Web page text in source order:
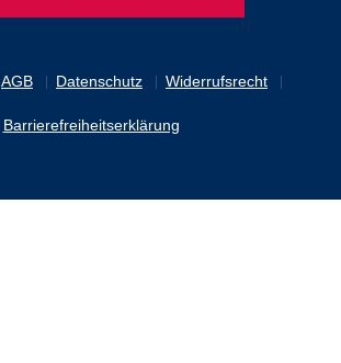
AGB Datenschutz Widerrufsrecht
Barrierefreiheitserklärung